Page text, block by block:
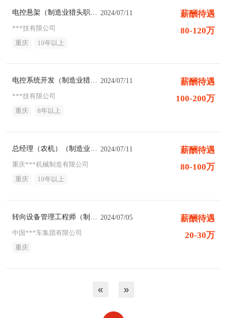
2024/07/11
***技有限公司
重庆
10年以上
薪酬待遇
80-120万
电控系统开发（制造业猎头职位） 2024/07/11
***技有限公司
重庆
8年以上
薪酬待遇
100-200万
总经理（农机）（制造业猎头职位） 2024/07/11
重庆***机械制造有限公司
重庆
10年以上
薪酬待遇
80-100万
2024/07/05
中国***车集团有限公司
重庆
薪酬待遇
20-30万
« »